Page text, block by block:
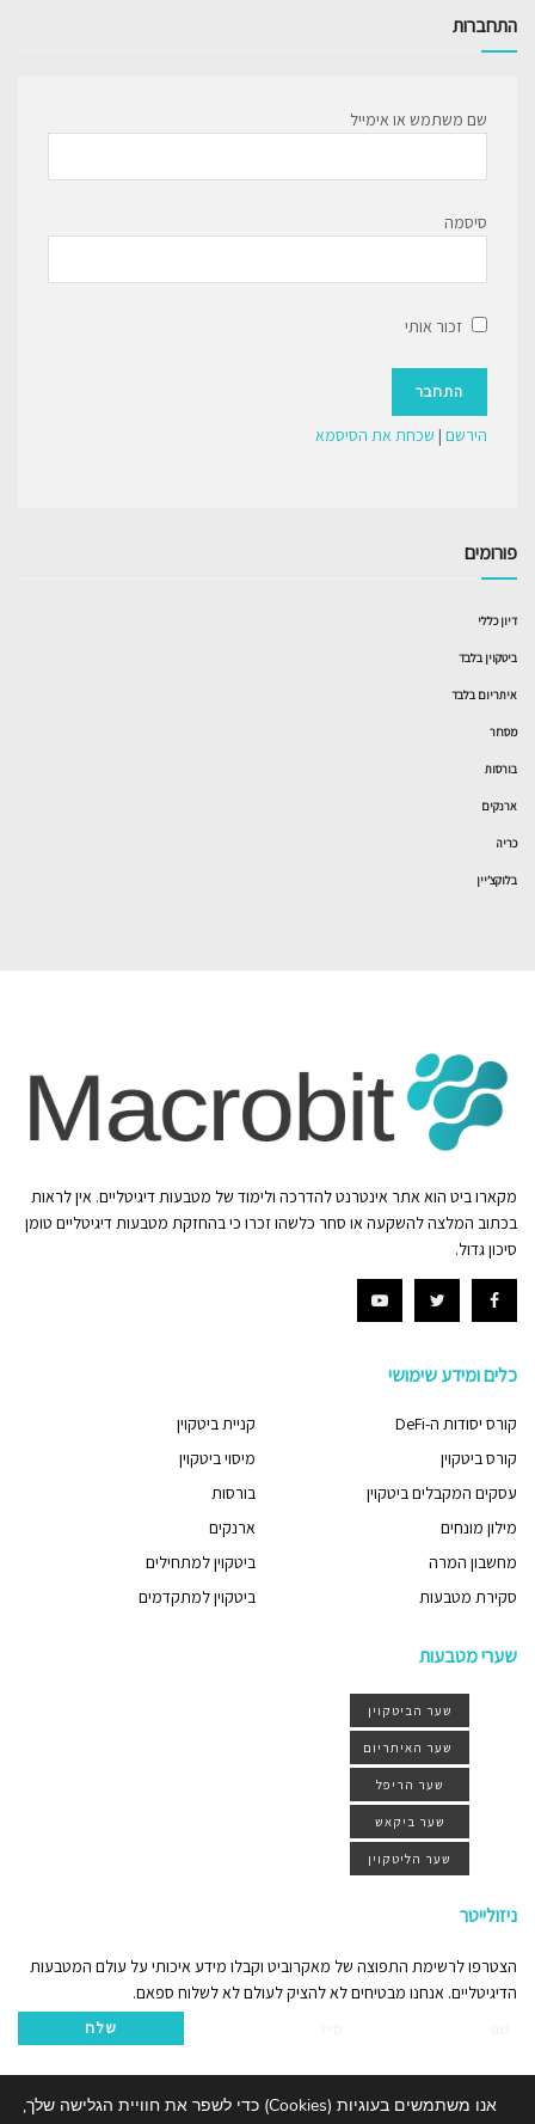
התחברות
שם משתמש או אימייל
סיסמה
זכור אותי
הירשם | שכחת את הסיסמא
פורומים
דיון כללי
ביטקוין בלבד
איתריום בלבד
מסחר
בורסות
ארנקים
כריה
בלוקצ’יין
מקארו ביט הוא אתר אינטרנט להדרכה ולימוד של מטבעות דיגיטליים. אין לראות
בכתוב המלצה להשקעה או סחר כלשהו זכרו כי בהחזקת מטבעות דיגיטליים טומן
סיכון גדול.
כלים ומידע שימושי
קורס יסודות ה-DeFi
קורס ביטקוין
עסקים המקבלים ביטקוין
מילון מונחים
מחשבון המרה
סקירת מטבעות
קניית ביטקוין
מיסוי ביטקוין
בורסות
ארנקים
ביטקוין למתחילים
ביטקוין למתקדמים
שערי מטבעות
שער הביטקוין
שער האיתריום
שער הריפל
שער ביקאש
שער הליטקוין
ניזולייטר
הצטרפו לרשימת התפוצה של מאקרוביט וקבלו מידע איכותי על עולם המטבעות
הדיגיטליים. אנחנו מבטיחים לא להציק לעולם לא לשלוח ספאם.
שלח
אנו משתמשים בעוגיות (Cookies) כדי לשפר את חוויית הגלישה שלך,